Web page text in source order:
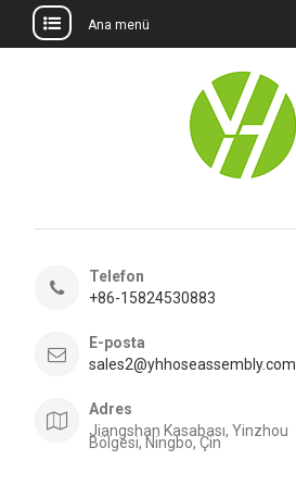
Ana menü
Telefon
+86-15824530883
E-posta
sales2@yhhoseassembly.com
Adres
Jiangshan Kasabası, Yinzhou
Bölgesi, Ningbo, Çin